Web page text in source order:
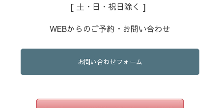
[ 土・日・祝日除く ]
WEBからのご予約・お問い合わせ
お問い合わせフォーム